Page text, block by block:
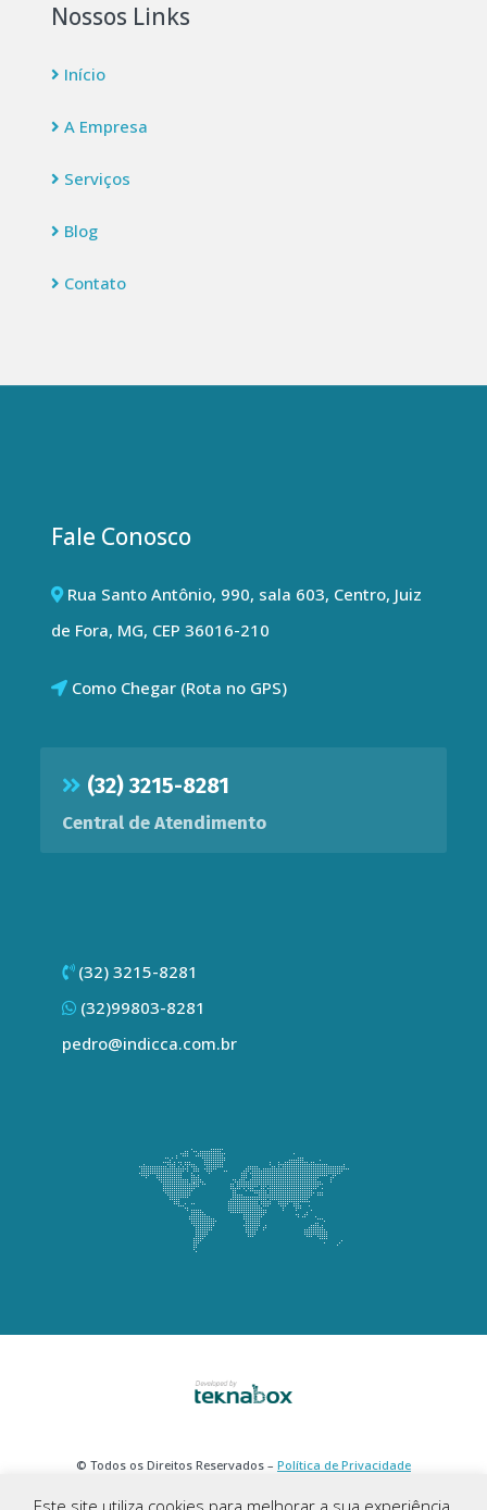
Nossos Links
Início
A Empresa
Serviços
Blog
Contato
Fale Conosco
Rua Santo Antônio, 990, sala 603, Centro, Juiz
de Fora, MG, CEP 36016-210
Como Chegar (Rota no GPS)
(32) 3215-8281
Central de Atendimento
(32) 3215-8281
(32)99803-8281
pedro@indicca.com.br
© Todos os Direitos Reservados – Política de Privacidade
Este site utiliza cookies para melhorar a sua experiência.